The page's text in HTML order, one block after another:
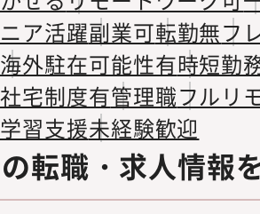
ア活躍副業可転勤無フ
海外駐在可能性有時短勤
宅制度有管理職フルリ
習支援未経験歓迎
転職・求人情報